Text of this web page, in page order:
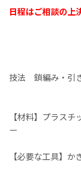
日程はご相談の上
技法 鎖編み・引
【材料】プラス
ー
【必要な工具】